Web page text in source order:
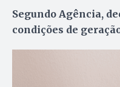
Segundo Agência,
condições de